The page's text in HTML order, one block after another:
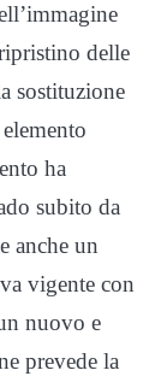
delle
sostituzione
ha
subito da
anche un
vigente con
nuovo e
prevede la